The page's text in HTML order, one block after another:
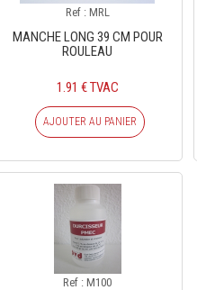
Ref : MRL
MANCHE LONG 39 CM POUR
ROULEAU
1.91 € TVAC
AJOUTER AU PANIER
Ref : M100